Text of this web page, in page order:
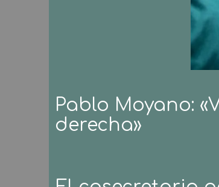
Pablo Moyano:
derecha»